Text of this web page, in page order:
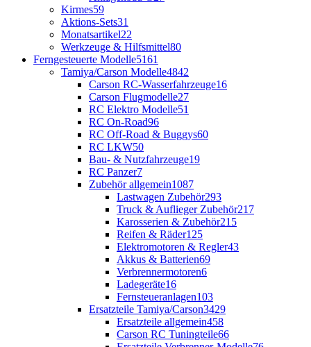
Kirmes59
Aktions-Sets31
Monatsartikel22
Werkzeuge & Hilfsmittel80
Ferngesteuerte Modelle5161
Tamiya/Carson Modelle4842
Carson RC-Wasserfahrzeuge16
Carson Flugmodelle27
RC Elektro Modelle51
RC On-Road96
RC Off-Road & Buggys60
RC LKW50
Bau- & Nutzfahrzeuge19
RC Panzer7
Zubehör allgemein1087
Lastwagen Zubehör293
Truck & Auflieger Zubehör217
Karosserien & Zubehör215
Reifen & Räder125
Elektromotoren & Regler43
Akkus & Batterien69
Verbrennermotoren6
Ladegeräte16
Fernsteueranlagen103
Ersatzteile Tamiya/Carson3429
Ersatzteile allgemein458
Carson RC Tuningteile66